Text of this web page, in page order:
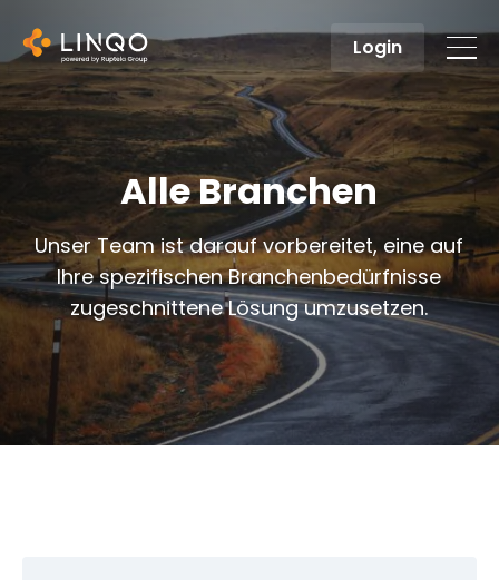
Login
Alle Branchen
Unser Team ist darauf vorbereitet, eine auf
Ihre spezifischen Branchenbedürfnisse
zugeschnittene Lösung umzusetzen.